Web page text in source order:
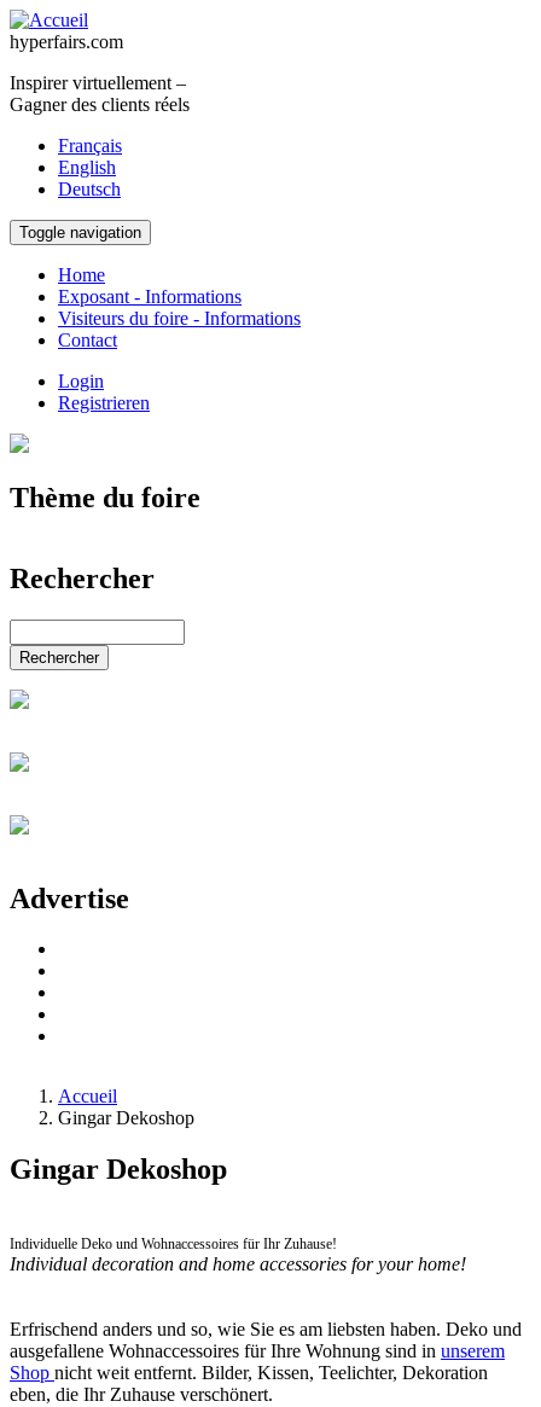
Aller au contenu principal
hyperfairs.com
Inspirer virtuellement –
Gagner des clients réels
Français
English
Deutsch
Toggle navigation
Home
Exposant - Informations
Visiteurs du foire - Informations
Contact
Login
Registrieren
Thème du foire
Nouvelles du monde entier
Le Monde de l'art
Services, éducation & emplois
Commerce de détail & gastronomie
Communication & médias
Par air & par eau
Rechercher
Rechercher
Advertise
Accueil
Gingar Dekoshop
Gingar Dekoshop
Individuelle Deko und Wohnaccessoires für Ihr Zuhause!
Individual decoration and home accessories for your home!
Erfrischend anders und so, wie Sie es am liebsten haben. Deko und
ausgefallene Wohnaccessoires für Ihre Wohnung sind in unserem
Shop nicht weit entfernt. Bilder, Kissen, Teelichter, Dekoration
eben, die Ihr Zuhause verschönert.